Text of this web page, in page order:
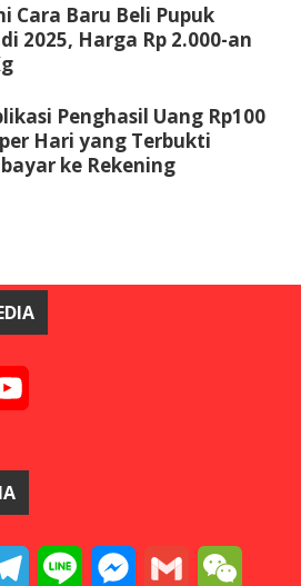
Cara Baru Beli Pupuk
2025, Harga Rp 2.000-an
Penghasil Uang Rp100
Hari yang Terbukti
ke Rekening
TelegramLine Messenger
Gmail